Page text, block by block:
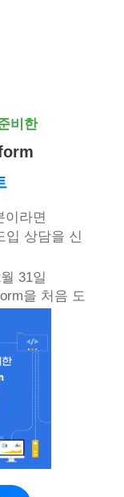
비한
이라면
입 상담을 신
31일
을 처음 도